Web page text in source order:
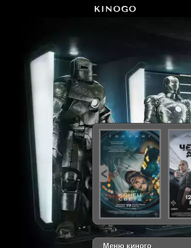
Меню киного